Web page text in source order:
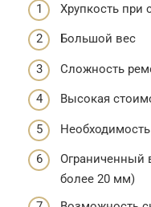
Хрупкость при
Большой вес
Сложность
Высокая
более 20 мм)